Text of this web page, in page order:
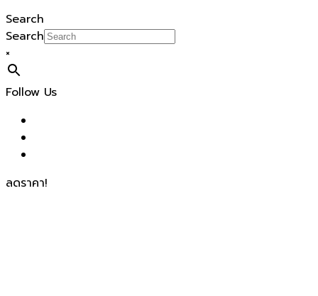
Search
Search
×
Follow Us
ลดราคา!